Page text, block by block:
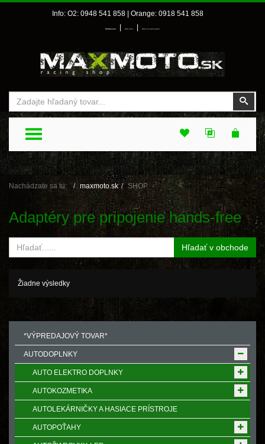
Info: O2: 0948 541 858 | Orange: 0918 541 858
Prihlásenie Môj účet Môj zoznam prianí
TOGGLE MENU
Nachádzate sa tu: maxmoto.sk SHOP
Adaptéry pre pripojenie hands-free
Hľadať v obchode
Žiadne výsledky
*VÝPREDAJOVÝ TOVAR*
AUTODOPLNKY
AUTO ELEKTRO DOPLNKY
AUTOKOZMETIKA
AUTOLEKÁRNIČKY A HASIACE PRÍSTROJE
AUTOPOŤAHY